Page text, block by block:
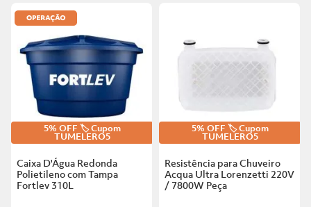
5% OFF 🏷️ Cupom
TUMELERO5
Caixa D'Água Redonda
Polietileno com Tampa
Fortlev 310L
5% OFF 🏷️ Cupom
TUMELERO5
Resistência para Chuveiro
Acqua Ultra Lorenzetti 220V
/ 7800W Peça